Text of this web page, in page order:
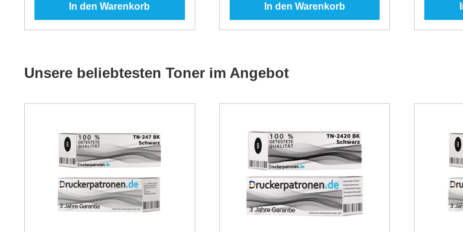
In den Warenkorb In den Warenkorb
Unsere beliebtesten Toner im Angebot